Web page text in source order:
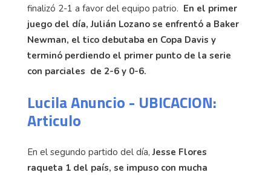
finalizó 2-1 a favor del equipo patrio. En el primer
juego del día, Julián Lozano se enfrentó a Baker
Newman, el tico debutaba en Copa Davis y
terminó perdiendo el primer punto de la serie
con parciales de 2-6 y 0-6.
Lucila Anuncio - UBICACION:
Articulo
En el segundo partido del día,Jesse Flores
raqueta 1 del país, se impuso con mucha